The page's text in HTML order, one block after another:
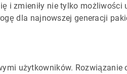
i zmieniły nie tylko możliwości
dla najnowszej generacji
użytkowników. Rozwiązanie